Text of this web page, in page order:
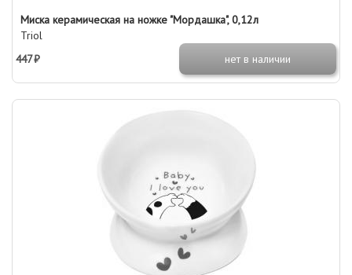
Миска керамическая на ножке "Мордашка", 0,12л
Triol
447 ₽
нет в наличии